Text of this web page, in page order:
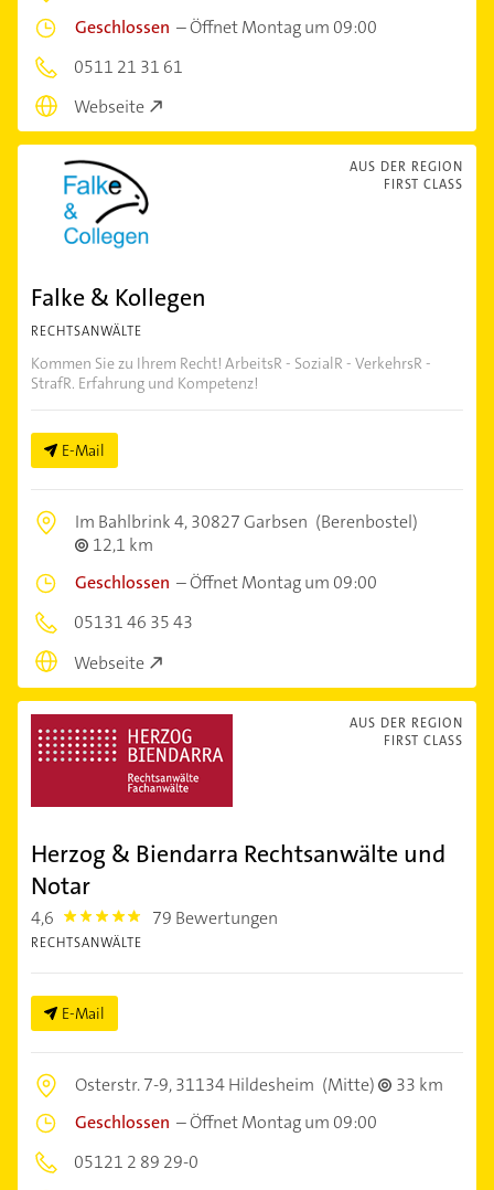
Geschlossen –Öffnet Montag um 09:00
0511 21 31 61
Webseite
AUS DER REGION
FIRST CLASS
Falke & Kollegen
RECHTSANWÄLTE
Kommen Sie zu Ihrem Recht! ArbeitsR - SozialR - VerkehrsR -
StrafR. Erfahrung und Kompetenz!
E-Mail
Im Bahlbrink 4,30827 Garbsen (Berenbostel)
12,1 km
Geschlossen –Öffnet Montag um 09:00
05131 46 35 43
Webseite
AUS DER REGION
FIRST CLASS
Herzog & Biendarra Rechtsanwälte und
Notar
4,6 4.6 79 Bewertungen
RECHTSANWÄLTE
E-Mail
Osterstr. 7-9,31134 Hildesheim (Mitte)
33 km
Geschlossen –Öffnet Montag um 09:00
05121 2 89 29-0